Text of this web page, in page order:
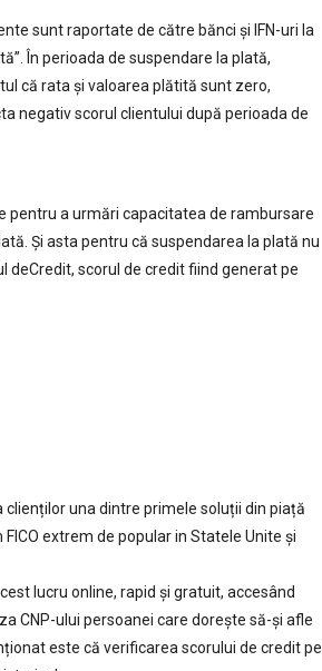
sunt raportate de către bănci și IFN-uri la
În perioada de suspendare la plată,
că rata și valoarea plătită sunt zero,
negativ scorul clientului după perioada de
pentru a urmări capacitatea de rambursare
Și asta pentru că suspendarea la plată nu
deCredit, scorul de credit fiind generat pe
clienților una dintre primele soluții din piață
extrem de popular in Statele Unite și
lucru online, rapid și gratuit, accesând
CNP-ului persoanei care dorește să-și afle
este că verificarea scorului de credit pe